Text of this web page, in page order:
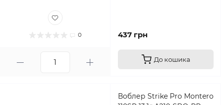
0 437 грн
До кошика
Воблер Strike Pro Montero